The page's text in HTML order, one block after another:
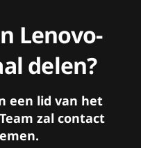
Lenovo-
delen?
een lid van het
zal contact